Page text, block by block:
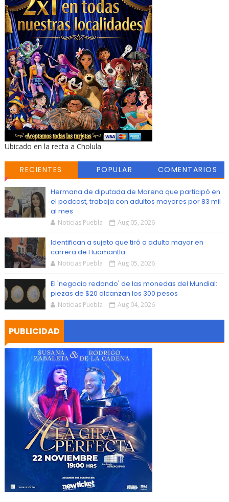
Ubicado en la recta a Cholula
RECIENTES POPULAR COMENTARIOS
Hermana de diputada de Morena que participó en
el podcast, trabaja con adultos mayores por 83 mil
al mes
Noticias Puebla Aug 05, 2026
Identifican a sujeto que tiró a adulto mayor en
carrera de Huamantla
Noticias Puebla Aug 05, 2026
El 'negocio redondo' de las monedas del Mundial:
piezas de $20 alcanzan los 300 pesos
Noticias Puebla Aug 04, 2026
PUBLICIDAD